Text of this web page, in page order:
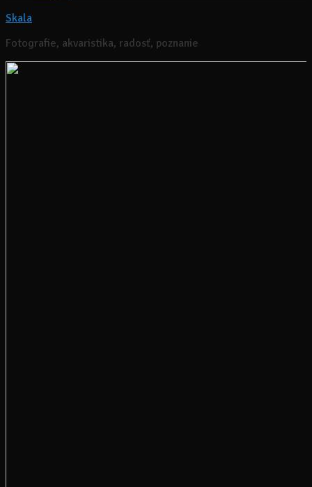
Skala
Fotografie, akvaristika, radosť, poznanie